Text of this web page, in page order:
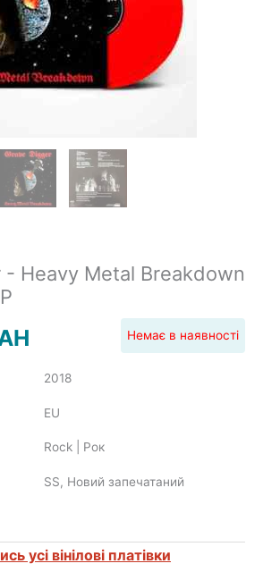
- Heavy Metal Breakdown
Немає в наявності
2018
EU
Rock | Рок
SS, Новий запечатаний
усі вінілові платівки
JAZZ&BLUES
POP
SOUNDTRACK
COMPILATION